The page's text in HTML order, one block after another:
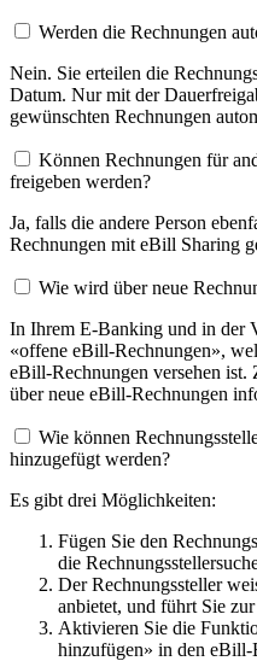
Werden die Rechnungen
Nein. Sie erteilen die
Datum. Nur mit der
gewünschten Rechnungen
Können Rechnungen für
freigeben werden?
Ja, falls die andere Person
Rechnungen mit eBill Sharing
Wie wird über neue
In Ihrem E-Banking und in der
«offene eBill-Rechnungen»,
eBill-Rechnungen versehen
über neue eBill-Rechnungen
Wie können
hinzugefügt werden?
Es gibt drei Möglichkeiten:
Fügen Sie den
die
Der Rechnungssteller
anbietet, und führt Sie
Aktivieren Sie die
hinzufügen» in den eBill-